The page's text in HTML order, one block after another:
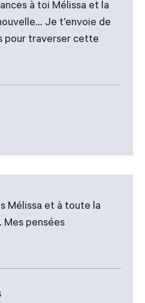
à toi Mélissa et la
Je t’envoie de
pour traverser cette
Mélissa et à toute la
Mes pensées